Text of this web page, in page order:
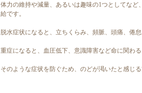
体力の維持や減量、あるいは趣味の1つとしてな
給です。
脱水症状になると、立ちくらみ、頻脈、頭痛、倦
重症になると、血圧低下、意識障害など命に関わる
そのような症状を防ぐため、のどが渇いたと感じ